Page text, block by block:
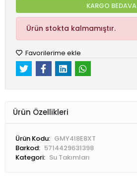
KARGO BEDAVA
Ürün stokta kalmamıştır.
Favorilerime ekle
Ürün Özellikleri
Ürün Kodu: GMY4I8E8XT
Barkod: 5714429631398
Kategori: Su Takımları